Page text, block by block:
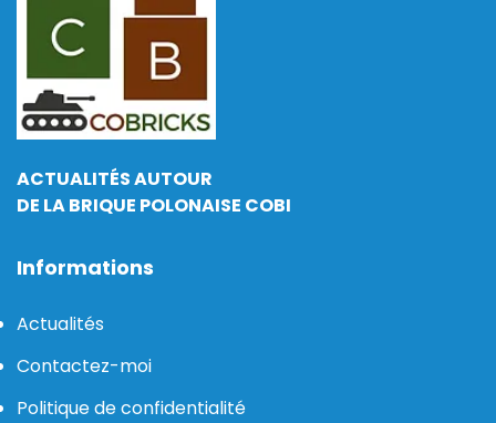
ACTUALITÉS AUTOUR
DE LA BRIQUE POLONAISE COBI
Informations
Actualités
Contactez-moi
Politique de confidentialité